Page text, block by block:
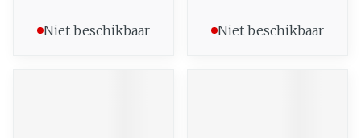
Niet beschikbaar Niet beschikbaar